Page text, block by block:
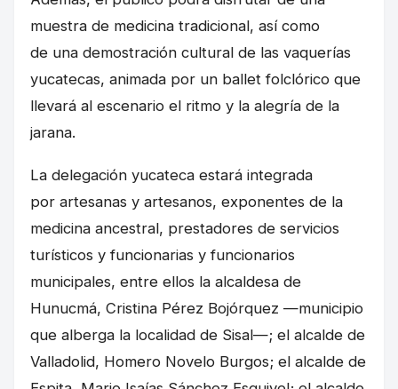
muestra de medicina tradicional, así como
de una demostración cultural de las vaquerías
yucatecas, animada por un ballet folclórico que
llevará al escenario el ritmo y la alegría de la
jarana.
La delegación yucateca estará integrada
por artesanas y artesanos, exponentes de la
medicina ancestral, prestadores de servicios
turísticos y funcionarias y funcionarios
municipales, entre ellos la alcaldesa de
Hunucmá, Cristina Pérez Bojórquez —municipio
que alberga la localidad de Sisal—; el alcalde de
Valladolid, Homero Novelo Burgos; el alcalde de